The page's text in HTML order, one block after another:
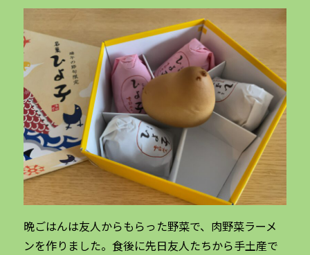
晩ごはんは友人からもらった野菜で、肉野菜ラーメ
ンを作りました。食後に先日友人たちから手土産で